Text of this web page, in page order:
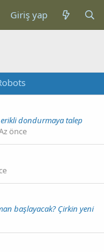
Giriş yap
dondurmaya talep
önce
başlayacak? Çirkin yeni